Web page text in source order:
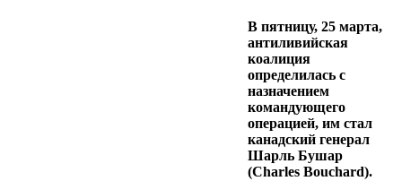
В пятницу, 25 марта,
антиливийская
коалиция
определилась с
назначением
командующего
операцией, им стал
канадский генерал
Шарль Бушар
(Charles Bouchard).